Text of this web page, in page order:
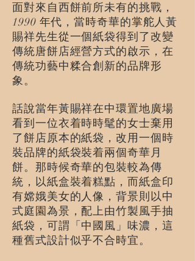
面對來自西餅前所未有的挑戰，
1990 年代，當時奇華的掌舵人黃
賜祥先生從一個紙袋得到了改變
傳統唐餅店經營方式的啟示，在
傳統功藝中糅合創新的品牌形
象。
話說當年黃賜祥在中環置地廣場
看到一位衣着時時髦的女士棄用
了餅店原本的紙袋，改用一個時
裝品牌的紙袋裝着兩個奇華月
餅。那時候奇華的包裝較為傳
統，以紙盒裝着糕點，而紙盒印
有嫦娥美女的人像，背景則以中
式庭園為景，配上由竹製風手抽
紙袋，可謂「中國風」味濃，這
種舊式設計似乎不合時宜。